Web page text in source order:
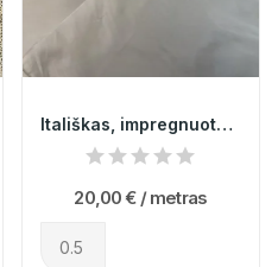
Itališkas, impregnuotas dvipusis lietpaltinis...
20,00 € / metras